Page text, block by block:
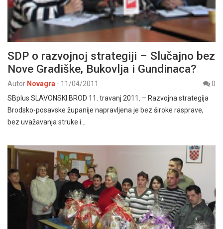
SDP o razvojnoj strategiji – Slučajno bez
Nove Gradiške, Bukovlja i Gundinaca?
Autor Novagra - 11/04/2011
0
SBplus SLAVONSKI BROD 11. travanj 2011. – Razvojna strategija
Brodsko-posavske županije napravljena je bez široke rasprave,
bez uvažavanja struke i…